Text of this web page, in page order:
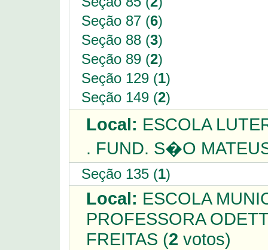
Seção 87 (6)
Seção 88 (3)
Seção 89 (2)
Seção 129 (1)
Seção 149 (2)
Local: ESCOLA
. FUND. S�O
Seção 135 (1)
Local: ESCOLA
PROFESSORA
FREITAS (2 votos)